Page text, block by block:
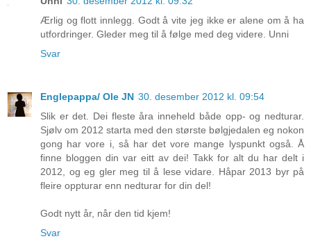
Ærlig og flott innlegg. Godt å vite jeg ikke er alene om å ha
utfordringer. Gleder meg til å følge med deg videre. Unni
Svar
Englepappa/ Ole JN 30. desember 2012 kl. 09:54
Slik er det. Dei fleste åra inneheld både opp- og nedturar.
Sjølv om 2012 starta med den største bølgjedalen eg nokon
gong har vore i, så har det vore mange lyspunkt også. Å
finne bloggen din var eitt av dei! Takk for alt du har delt i
2012, og eg gler meg til å lese vidare. Håpar 2013 byr på
fleire oppturar enn nedturar for din del!
Godt nytt år, når den tid kjem!
Svar